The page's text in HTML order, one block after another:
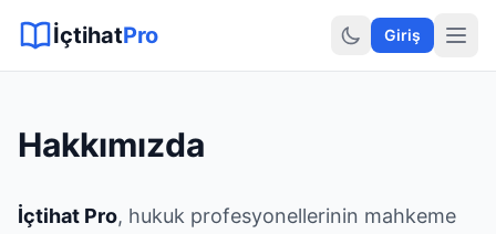
Hukuki Araçlar
İçtihatPro Giriş
Hakkımızda
İçtihat Pro, hukuk profesyonellerinin mahkeme